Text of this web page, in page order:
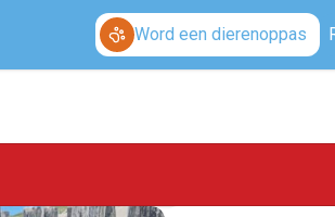
Word een dierenoppas